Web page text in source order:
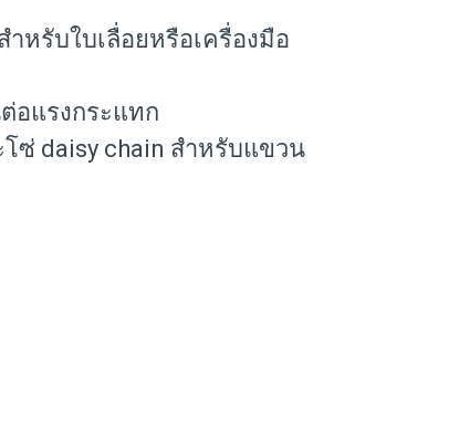
หรับใบเลื่อยหรือเครื่องมือ
อแรงกระแทก
ซ่ daisy chain สำหรับแขวน